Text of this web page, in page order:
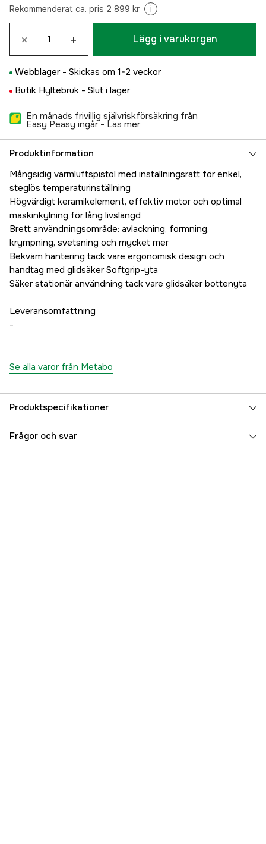
Rekommenderat ca. pris 2 899 kr i
× + Lägg i varukorgen
Webblager - Skickas om 1-2 veckor
Butik Hyltebruk - Slut i lager
En månads frivillig självriskförsäkring från
Easy Peasy ingår - läs mer
Produktinformation
Mångsidig varmluftspistol med inställningsratt för enkel,
steglös temperaturinställning
Högvärdigt keramikelement, effektiv motor och optimal
maskinkylning för lång livslängd
Brett användningsområde: avlackning, formning,
krympning, svetsning och mycket mer
Bekväm hantering tack vare ergonomisk design och
handtag med glidsäker Softgrip-yta
Säker stationär användning tack vare glidsäker bottenyta
Leveransomfattning
-
Se alla varor från Metabo
Produktspecifikationer
Drifttyp Nätdriven
Frågor och svar